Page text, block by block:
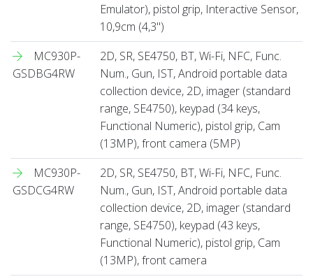
Emulator), pistol grip, Interactive Sensor,
10,9cm (4,3'')
MC930P-
GSDBG4RW
2D, SR, SE4750, BT, Wi-Fi, NFC, Func.
Num., Gun, IST, Android portable data
collection device, 2D, imager (standard
range, SE4750), keypad (34 keys,
Functional Numeric), pistol grip, Cam
(13MP), front camera (5MP)
MC930P-
GSDCG4RW
2D, SR, SE4750, BT, Wi-Fi, NFC, Func.
Num., Gun, IST, Android portable data
collection device, 2D, imager (standard
range, SE4750), keypad (43 keys,
Functional Numeric), pistol grip, Cam
(13MP), front camera